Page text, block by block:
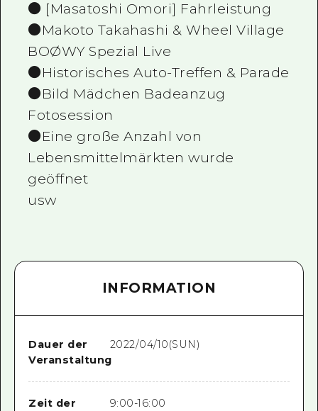
● [Masatoshi Omori] Fahrleistung
●Makoto Takahashi & Wheel Village
BOØWY Spezial Live
●Historisches Auto-Treffen & Parade
●Bild Mädchen Badeanzug
Fotosession
●Eine große Anzahl von
Lebensmittelmärkten wurde
geöffnet
usw
INFORMATION
Dauer der
Veranstaltung
2022/04/10(SUN)
Zeit der
9:00-16:00